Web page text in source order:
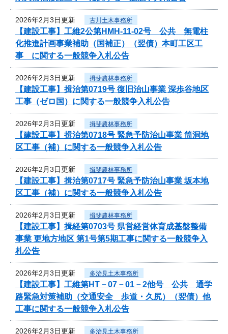
2026年2月3日更新 古川土木事務所
【建設工事】工維2公第HMH-11-02号 公共 無電柱
化推進計画事業補助（国補正）（翌債）本町工区工
事 に関する一般競争入札公告
2026年2月3日更新 揖斐農林事務所
【建設工事】揖治第0719号 復旧治山事業 深歩谷地区
工事（ゼロ国）に関する一般競争入札公告
2026年2月3日更新 揖斐農林事務所
【建設工事】揖治第0718号 緊急予防治山事業 筒洞地
区工事（補）に関する一般競争入札公告
2026年2月3日更新 揖斐農林事務所
【建設工事】揖治第0717号 緊急予防治山事業 坂本地
区工事（補）に関する一般競争入札公告
2026年2月3日更新 揖斐農林事務所
【建設工事】揖経第0703号 県営経営体育成基盤整備
事業 更地方地区 第1号第5期工事に関する一般競争入
札公告
2026年2月3日更新 多治見土木事務所
【建設工事】工維第HT－07－01－2他号 公共 通学
路緊急対策補助（交通安全 歩道・久尻）（翌債）他
工事に関する一般競争入札公告
2026年2月3日更新 多治見土木事務所